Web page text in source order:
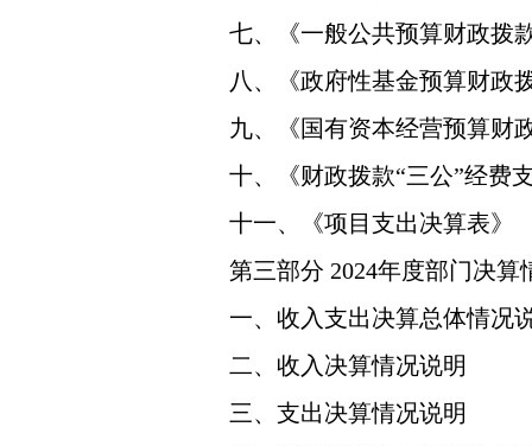
七、《一般公共预算财政拨
八、《政府性基金预算财政
九、《国有资本经营预算财
十、《财政拨款“三公”经费
十一、《项目支出决算表》
第三部分 2024年度部门决算
一、收入支出决算总体情况
二、收入决算情况说明
三、支出决算情况说明